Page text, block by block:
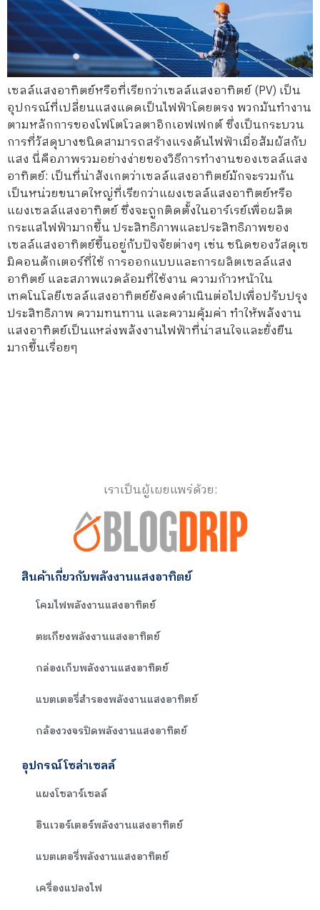
เซลล์แสงอาทิตย์หรือที่เรียกว่าเซลล์แสงอาทิตย์ (PV) เป็น
อุปกรณ์ที่เปลี่ยนแสงแดดเป็นไฟฟ้าโดยตรง พวกมันทำงาน
ตามหลักการของโฟโตโวลตาอิกเอฟเฟกต์ ซึ่งเป็นกระบวน
การที่วัสดุบางชนิดสามารถสร้างแรงดันไฟฟ้าเมื่อสัมผัสกับ
แสง นี่คือภาพรวมอย่างง่ายของวิธีการทำงานของเซลล์แสง
อาทิตย์: เป็นที่น่าสังเกตว่าเซลล์แสงอาทิตย์มักจะรวมกัน
เป็นหน่วยขนาดใหญ่ที่เรียกว่าแผงเซลล์แสงอาทิตย์หรือ
แผงเซลล์แสงอาทิตย์ ซึ่งจะถูกติดตั้งในอาร์เรย์เพื่อผลิต
กระแสไฟฟ้ามากขึ้น ประสิทธิภาพและประสิทธิภาพของ
เซลล์แสงอาทิตย์ขึ้นอยู่กับปัจจัยต่างๆ เช่น ชนิดของวัสดุเซ
มิคอนดักเตอร์ที่ใช้ การออกแบบและการผลิตเซลล์แสง
อาทิตย์ และสภาพแวดล้อมที่ใช้งาน ความก้าวหน้าใน
เทคโนโลยีเซลล์แสงอาทิตย์ยังคงดำเนินต่อไปเพื่อปรับปรุง
ประสิทธิภาพ ความทนทาน และความคุ้มค่า ทำให้พลังงาน
แสงอาทิตย์เป็นแหล่งพลังงานไฟฟ้าที่น่าสนใจและยั่งยืน
มากขึ้นเรื่อยๆ
เราเป็นผู้เผยแพร่ด้วย:
สินค้าเกี่ยวกับพลังงานแสงอาทิตย์
โคมไฟพลังงานแสงอาทิตย์
ตะเกียงพลังงานแสงอาทิตย์
กล่องเก็บพลังงานแสงอาทิตย์
แบตเตอรี่สำรองพลังงานแสงอาทิตย์
กล้องวงจรปิดพลังงานแสงอาทิตย์
อุปกรณ์โซล่าเซลล์
แผงโซลาร์เซลล์
อินเวอร์เตอร์พลังงานแสงอาทิตย์
แบตเตอรี่พลังงานแสงอาทิตย์
เครื่องแปลงไฟ